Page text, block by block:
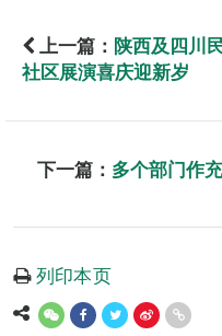
上一篇： 陕西及四川
社区展演喜庆迎新岁
下一篇： 多个部门作
列印本页